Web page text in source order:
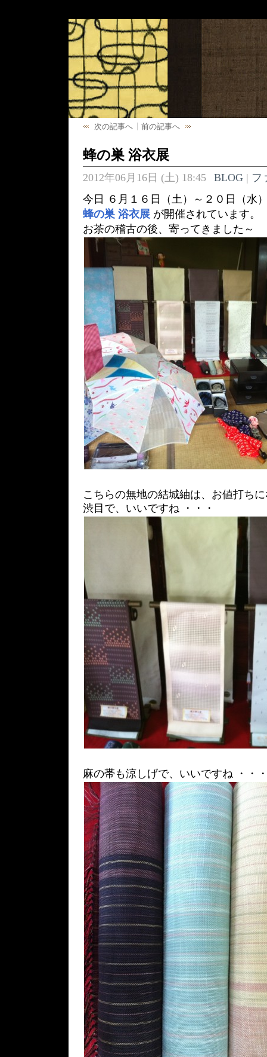
次の記事へ 前の記事へ
蜂の巣 浴衣展
2012年06月16日 (土) 18:45 BLOG| フ
今日 ６月１６日（土）～２０日（水
蜂の巣 浴衣展 が開催されています。
お茶の稽古の後、寄ってきました～
こちらの無地の結城紬は、お値打ち
渋目で、いいですね ・・・
麻の帯も涼しげで、いいですね ・・